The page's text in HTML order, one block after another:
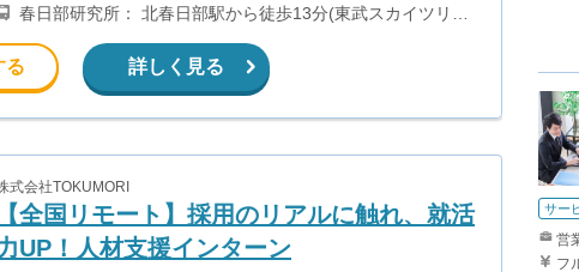
春日部研究所： 北春日部駅から徒歩13分(東武スカイツリー
る 詳しく見る
式会社TOKUMORI
全国リモート】採用のリアルに触れ、就活
UP！人材支援インターン
サー
営